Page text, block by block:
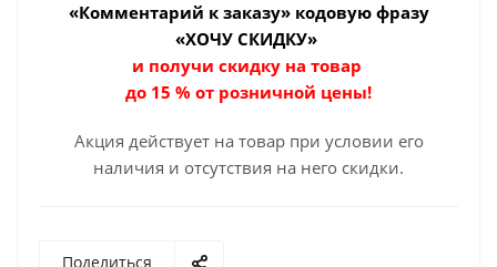
«Комментарий к заказу» кодовую фразу
«ХОЧУ СКИДКУ»
и получи скидку на товар
до 15 % от розничной цены!
Акция действует на товар при условии его
наличия и отсутствия на него скидки.
Поделиться